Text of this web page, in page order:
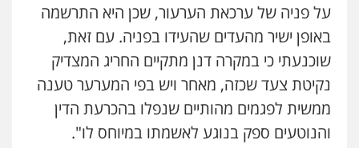
על פניה של ערכאת הערעור, שכן היא התרשמה
באופן ישיר מהעדים שהעידו בפניה. עם זאת,
שוכנעתי כי במקרה דנן מתקיים החריג המצדיק
נקיטת צעד שכזה, מאחר ויש בפי המערער טענה
ממשית לפגמים מהותיים שנפלו בהכרעת הדין
והנוטעים ספק בנוגע לאשמתו במיוחס לו".